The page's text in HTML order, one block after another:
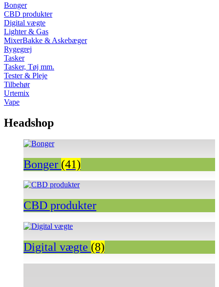
Bonger
CBD produkter
Digital vægte
Lighter & Gas
MixerBakke & Askebæger
Rygegrej
Tasker
Tasker, Tøj mm.
Tester & Pleje
Tilbehør
Urtemix
Vape
Headshop
Bonger (41)
CBD produkter
Digital vægte (8)